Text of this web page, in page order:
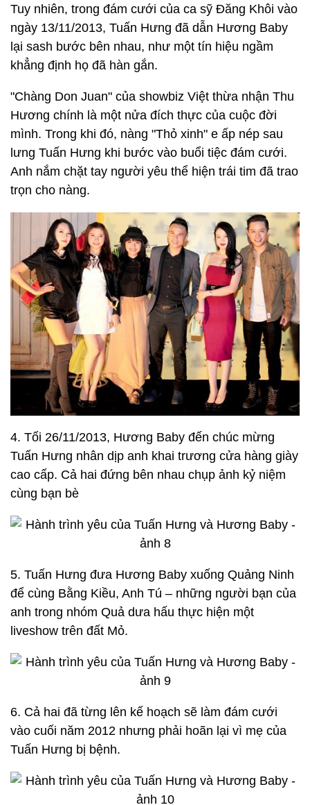
Tuy nhiên, trong đám cưới của ca sỹ Đăng Khôi vào
ngày 13/11/2013, Tuấn Hưng đã dẫn Hương Baby
lại sash bước bên nhau, như một tín hiệu ngầm
khẳng định họ đã hàn gắn.
"Chàng Don Juan" của showbiz Việt thừa nhận Thu
Hương chính là một nửa đích thực của cuộc đời
mình. Trong khi đó, nàng "Thỏ xinh" e ấp nép sau
lưng Tuấn Hưng khi bước vào buổi tiệc đám cưới.
Anh nắm chặt tay người yêu thể hiện trái tim đã trao
trọn cho nàng.
4. Tối 26/11/2013, Hương Baby đến chúc mừng
Tuấn Hưng nhân dịp anh khai trương cửa hàng giày
cao cấp. Cả hai đứng bên nhau chụp ảnh kỷ niệm
cùng bạn bè
5. Tuấn Hưng đưa Hương Baby xuống Quảng Ninh
để cùng Bằng Kiều, Anh Tú – những người bạn của
anh trong nhóm Quả dưa hấu thực hiện một
liveshow trên đất Mỏ.
6. Cả hai đã từng lên kế hoạch sẽ làm đám cưới
vào cuối năm 2012 nhưng phải hoãn lại vì mẹ của
Tuấn Hưng bị bệnh.